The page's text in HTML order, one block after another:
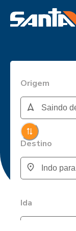
Origem
Destino
Ida